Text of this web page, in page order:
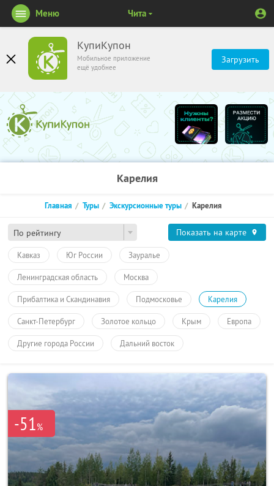
КупиКупон
Мобильное приложение
ещё удобнее
Загрузить
Меню Чита
Карелия
По рейтингу
Главная Туры Экскурсионные туры Карелия
Показать на карте
Кавказ Юг России Зауралье
Ленинградская область Москва
Прибалтика и Скандинавия Подмосковье Карелия
Санкт-Петербург Золотое кольцо Крым Европа
Другие города России Дальний восток
-51%